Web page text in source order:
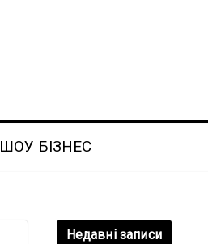
ШОУ БІЗНЕС
Недавні записи